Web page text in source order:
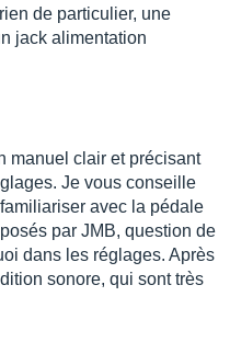
de particulier, une
jack alimentation
manuel clair et précisant
Je vous conseille
avec la pédale
par JMB, question de
dans les réglages. Après
sonore, qui sont très